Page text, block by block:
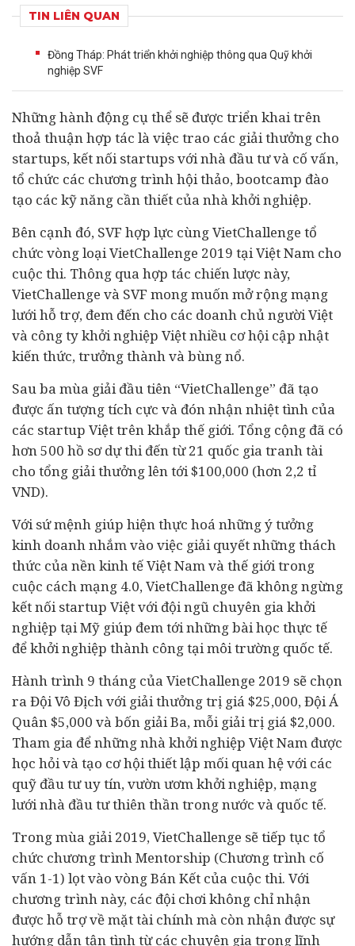
TIN LIÊN QUAN
Đồng Tháp: Phát triển khởi nghiệp thông qua Quỹ khởi
nghiệp SVF
Những hành động cụ thể sẽ được triển khai trên
thoả thuận hợp tác là việc trao các giải thưởng cho
startups, kết nối startups với nhà đầu tưvà cố vấn,
tổ chức các chương trình hội thảo, bootcamp đào
tạo các kỹ năng cần thiết của nhà khởi nghiệp.
Bên cạnh đó, SVF hợp lực cùng VietChallenge tổ
chức vòng loại VietChallenge 2019 tại Việt Nam cho
cuộc thi. Thông qua hợp tác chiến lược này,
VietChallenge và SVF mong muốn mở rộng mạng
lưới hỗ trợ, đem đến cho các doanh chủ người Việt
và công ty khởi nghiệp Việt nhiều cơ hội cập nhật
kiến thức, trưởng thành và bùng nổ.
Sau ba mùa giải đầu tiên “VietChallenge” đã tạo
được ấn tượng tích cực và đón nhận nhiệt tình của
các startup Việt trên khắp thế giới. Tổng cộng đã có
hơn 500 hồ sơ dự thi đến từ 21 quốc gia tranh tài
cho tổng giải thưởng lên tới $100,000 (hơn 2,2 tỉ
VND).
Với sứ mệnh giúp hiện thực hoá những ý tưởng
kinh doanh nhắm vào việc giải quyết những thách
thức của nềnkinh tếViệt Nam và thế giới trong
cuộc cách mạng 4.0, VietChallenge đã không ngừng
kết nối startup Việt với đội ngũ chuyên gia khởi
nghiệp tại Mỹ giúp đem tới những bài học thực tế
để khởi nghiệp thành công tại môi trường quốc tế.
Hành trình 9 tháng của VietChallenge 2019 sẽ chọn
ra Đội Vô Địch với giải thưởng trị giá $25,000, Đội Á
Quân $5,000 và bốn giải Ba, mỗi giải trị giá $2,000.
Tham gia để những nhà khởi nghiệp Việt Nam được
học hỏi và tạo cơ hội thiết lập mối quan hệ với các
quỹ đầu tư uy tín, vườn ươm khởi nghiệp, mạng
lưới nhà đầu tư thiên thần trong nước và quốc tế.
Trong mùa giải 2019, VietChallenge sẽ tiếp tục tổ
chức chương trình Mentorship (Chương trình cố
vấn 1-1) lọt vào vòng Bán Kết của cuộc thi. Với
chương trình này, các đội chơi không chỉ nhận
được hỗ trợ về mặttài chínhmà còn nhận được sự
hướng dẫn tận tình từ các chuyên gia trong lĩnh